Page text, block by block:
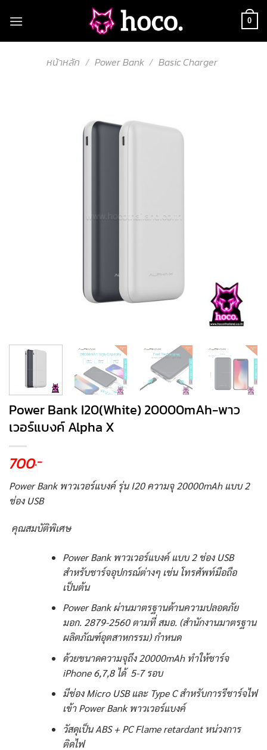
0
หน้าหลัก / Power Bank / Basic Charger
Power Bank I20(White) 20000mAh-พาว
เวอร์แบงค์ Alpha X
700.-
Power Bank พาวเวอร์แบงค์ รุ่น I20 ความจุ 20000mAh แบบ 2
ช่อง USB
คุณสมบัติพิเศษ
Power Bank พาวเวอร์แบงค์ แบบ 2 ช่อง USB
สำหรับชาร์จอุปกรณ์ต่างๆ เช่น โทรศัพท์มือถือ
เป็นต้น
Power Bank ผ่านมาตรฐานด้านความปลอดภัย
มอก. 2879-2560 ตามที่ สมอ. (สำนักงานมาตรฐาน
ผลิตภัณฑ์อุตสาหกรรม) กำหนด
ด้วยขนาดความจุถึง 20000mAh ทำให้ชาร์จ
iPhone 6,7,8 ได้ 5-7 รอบ
มีช่อง Micro USB และ Type C สำหรับการรีชาร์จไฟ
เข้า Power Bank พาวเวอร์แบงค์
วัสดุเป็น ABS + PC Flame retardant หน่วงการ
ติดไฟ